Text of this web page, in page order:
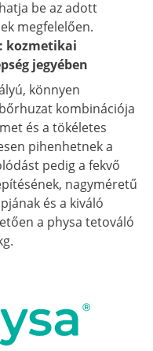
be az adott
megfelelően.
kozmetikai
jegyében
könnyen
kombinációja
és a tökéletes
pihenhetnek a
pedig a fekvő
nagyméretű
és a kiváló
a physa tetováló